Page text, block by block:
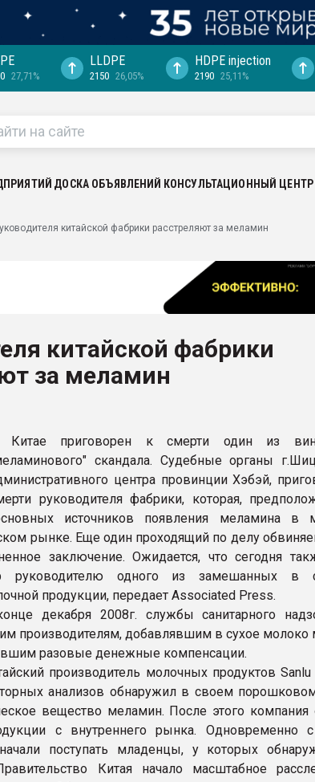
27,71%
LLDPE
2150 26,05%
HDPE injection
2190 25,11%
ДОСКА ОБЪЯВЛЕНИЙ КОНСУЛЬТАЦИОННЫЙ ЦЕНТР
китайской фабрики расстреляют за меламин
китайской фабрики
за меламин
Китае приговорен к смерти один из
скандала. Судебные органы
центра провинции Хэбэй,
руководителя фабрики, которая,
источников появления меламина в
рынке. Еще один проходящий по делу
заключение. Ожидается, что сегодня
руководителю одного из замешанных в
продукции, передает Associated Press.
декабря 2008г. службы санитарного
производителям, добавлявшим в сухое молоко
разовые денежные компенсации.
производитель молочных продуктов
анализов обнаружил в своем
вещество меламин. После этого компания
с внутреннего рынка. Одновременно
поступать младенцы, у которых
Китая начало масштабное